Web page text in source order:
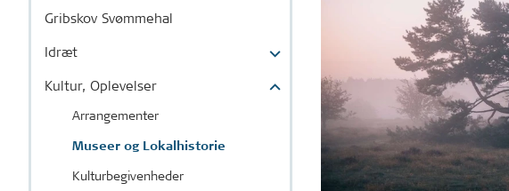
Gribskov Svømmehal
Idræt
Kultur, Oplevelser
Arrangementer
Museer og Lokalhistorie
Kulturbegivenheder